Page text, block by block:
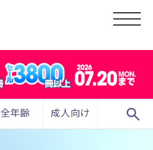
全年齢 成人向け search